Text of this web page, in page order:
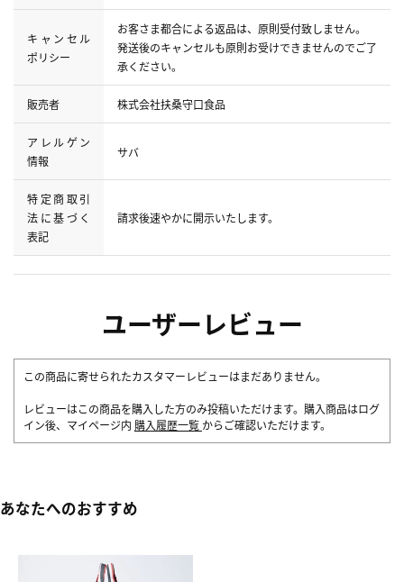
キャンセル
ポリシー
お客さま都合による返品は、原則受付致しません。
発送後のキャンセルも原則お受けできませんのでご了
承ください。
販売者 株式会社扶桑守口食品
アレルゲン
情報
サバ
特定商取引
法に基づく
表記
請求後速やかに開示いたします。
ユーザーレビュー
この商品に寄せられたカスタマーレビューはまだありません。
レビューはこの商品を購入した方のみ投稿いただけます。購入商品はログ
イン後、マイページ内 購入履歴一覧 からご確認いただけます。
あなたへのおすすめ